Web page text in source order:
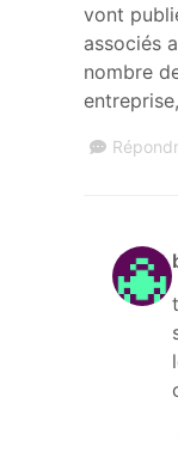
vont
associés
nombre